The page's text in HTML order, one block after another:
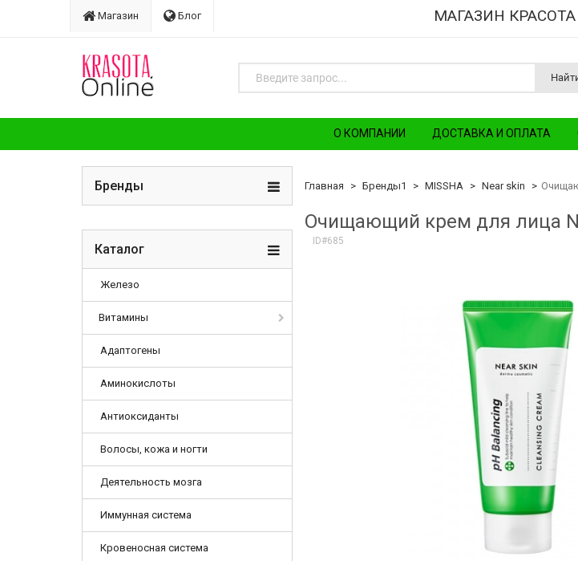
Магазин Блог МАГАЗИН
О КОМПАНИИ ДОСТАВКА И ОПЛАТА
Бренды
Каталог
Железо
Витамины
Адаптогены
Аминокислоты
Антиоксиданты
Волосы, кожа и ногти
Деятельность мозга
Иммунная система
Кровеносная система
Главная Бренды1 MISSHA Near skin
Очищающий крем для лица
ID#685